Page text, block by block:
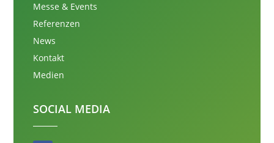
Messe & Events
Referenzen
News
Kontakt
Medien
SOCIAL MEDIA